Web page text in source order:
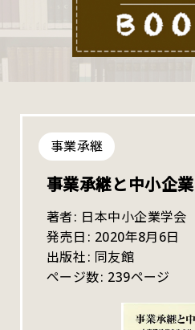
事業承継
事業承継と中小企業
著者
日本中小企業学会
発売日
2020年8月6日
出版社 同友館
ページ数 239ページ